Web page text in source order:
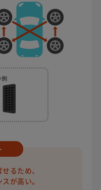
るため、
が高い。